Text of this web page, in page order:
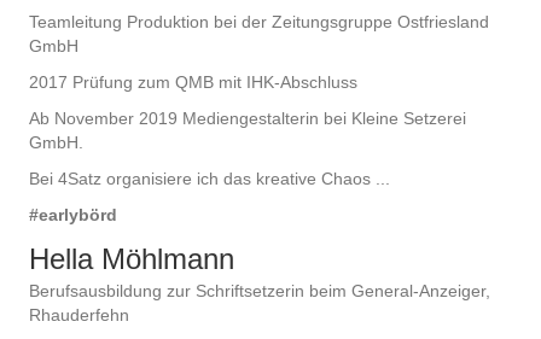
Teamleitung Produktion bei der Zeitungsgruppe Ostfriesland
GmbH
2017 Prüfung zum QMB mit IHK-Abschluss
Ab November 2019 Mediengestalterin bei Kleine Setzerei
GmbH.
Bei 4Satz organisiere ich das kreative Chaos ...
#earlybörd
Hella Möhlmann
Berufsausbildung zur Schriftsetzerin beim General-Anzeiger,
Rhauderfehn